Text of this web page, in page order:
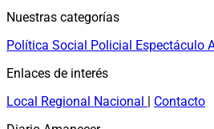
Nuestras categorías
Política Social Policial Espectáculo
Enlaces de interés
Local Regional Nacional | Contacto